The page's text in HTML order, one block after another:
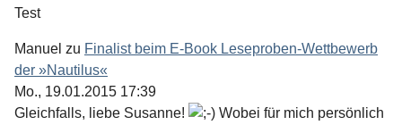
Test
Manuel zu Finalist beim E-Book Leseproben-Wettbewerb
der »Nautilus«
Mo., 19.01.2015 17:39
Gleichfalls, liebe Susanne!
Wobei für mich persönlich